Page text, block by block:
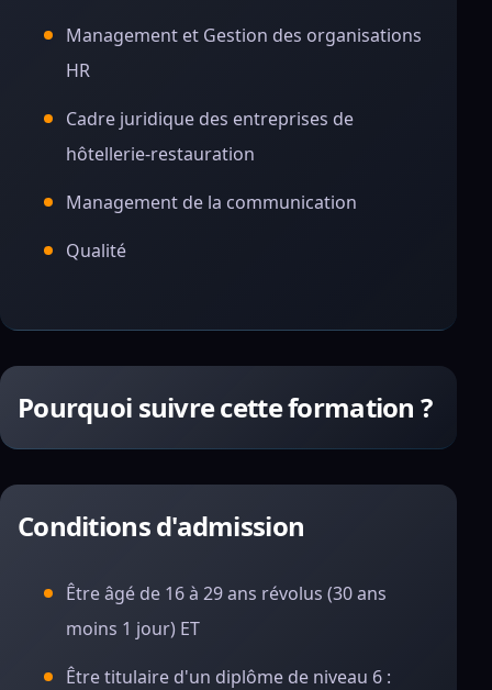
Management et Gestion des organisations
HR
Cadre juridique des entreprises de
hôtellerie-restauration
Management de la communication
Qualité
Pourquoi suivre cette formation ?
Conditions d'admission
Être âgé de 16 à 29 ans révolus (30 ans
moins 1 jour) ET
Être titulaire d'un diplôme de niveau 6 :